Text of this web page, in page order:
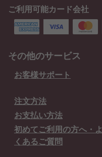
ご利用可能カード会社
その他のサービス
お客様サポート
注文方法
お支払い方法
初めてご利用の方へ・よ
くあるご質問